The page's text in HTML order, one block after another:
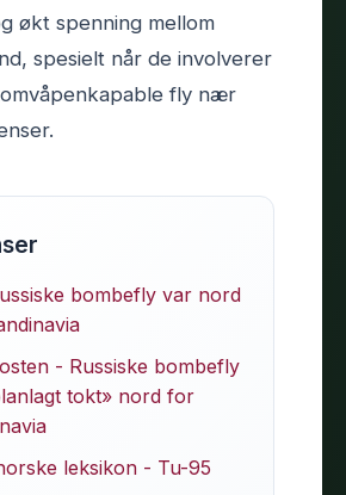
økt spenning mellom
spesielt når de involverer
fly nær
bombefly var nord
- Russiske bombefly
tokt» nord for
leksikon - Tu-95